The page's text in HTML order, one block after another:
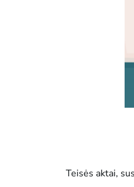
Teisės aktai,